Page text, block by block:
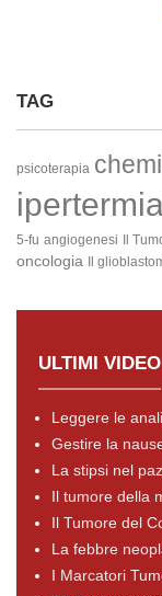
TAG
psicoterapia
5-fu angiogenesi Il
oncologia Il
ULTIMI VIDEO
Leggere le
Gestire la
La stipsi nel
Il tumore della
Il Tumore del
La febbre
I Marcatori